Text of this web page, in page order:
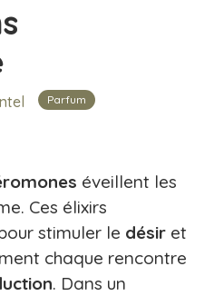
Parfum
éveillent les
Ces élixirs
stimuler le désir et
chaque rencontre
. Dans un